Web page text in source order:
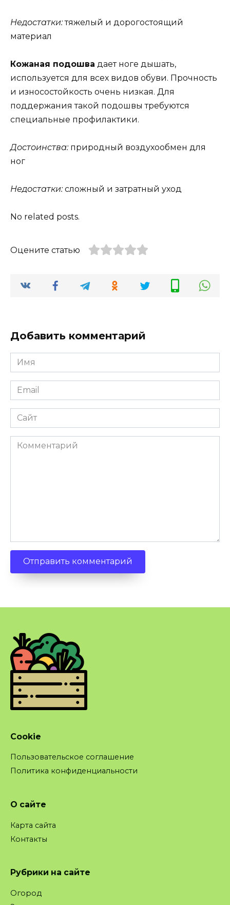
Недостатки:тяжелый и дорогостоящий
материал
Кожаная подошва дает ноге дышать,
используется для всех видов обуви. Прочность
и износостойкость очень низкая. Для
поддержания такой подошвы требуются
специальные профилактики.
Достоинства:природный воздухообмен для
ног
Недостатки:сложный и затратный уход
No related posts.
Оцените статью
Добавить комментарий
Имя
*
Email
*
Сайт
Комментарий
Cookie
Пользовательское соглашение
Политика конфиденциальности
О сайте
Карта сайта
Контакты
Рубрики на сайте
Огород